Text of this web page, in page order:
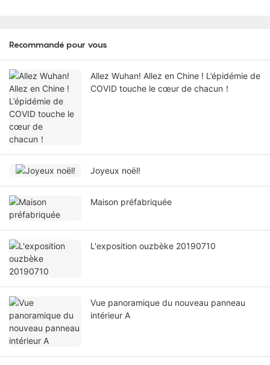
Recommandé pour vous
Allez Wuhan! Allez en Chine ! L’épidémie de
COVID touche le cœur de chacun！
Joyeux noël!
Maison préfabriquée
L'exposition ouzbèke 20190710
Vue panoramique du nouveau panneau
intérieur A